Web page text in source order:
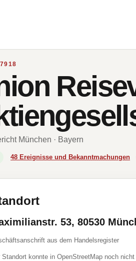
München · Bayern
48 Ereignisse und Bekanntmachungen
53, 80530
aus dem Handelsregister
Standort konnte in OpenStreetMap noch